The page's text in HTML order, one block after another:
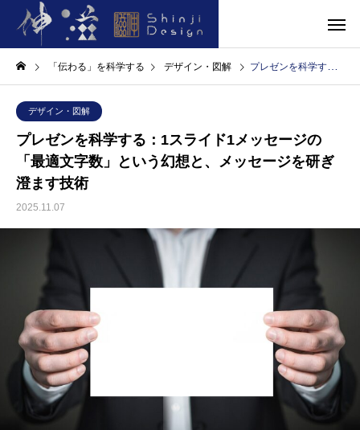
「伝わる」を科学する デザイン・図解 プレゼンを科学する：1スライド1メッセージの「最適文字数」という幻想と、メッセージを研ぎ澄ます技術
デザイン・図解
プレゼンを科学する：1スライド1メッセージの
「最適文字数」という幻想と、メッセージを研ぎ
澄ます技術
2025.11.07